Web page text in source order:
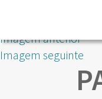
Imagem anterior
Imagem seguinte